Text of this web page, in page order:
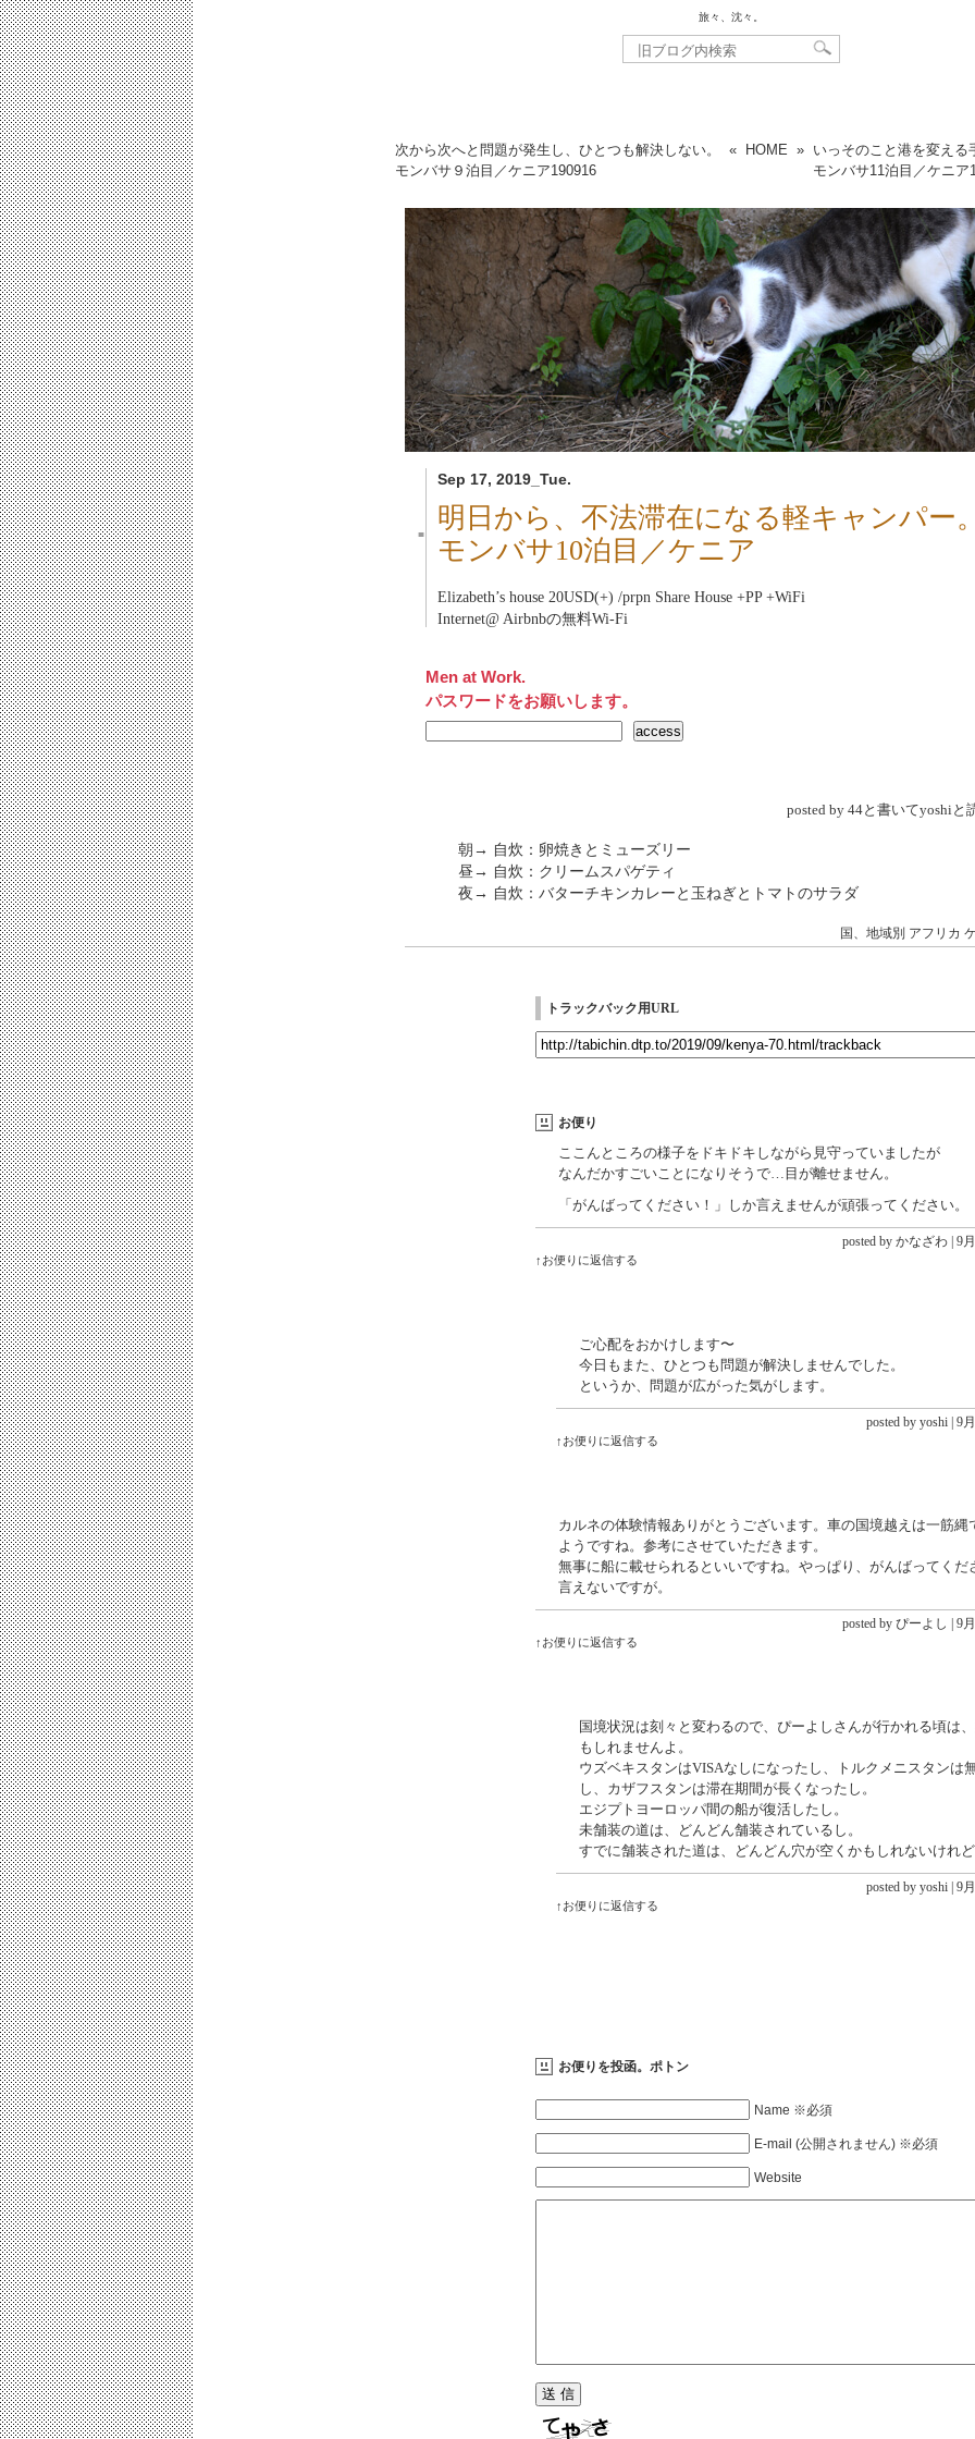
旅々、沈々。
次から次へと問題が発生し、ひとつも解決しない。
モンバサ９泊目／ケニア190916
« HOME » いっそのこと港を変える
モンバサ11泊目／ケニア
Sep 17, 2019_Tue.
■
明日から、不法滞在になる軽キャンパー。
モンバサ10泊目／ケニア
Elizabeth’s house 20USD(+) /prpn Share House +PP +WiFi
Internet@ Airbnbの無料Wi-Fi
Men at Work.
パスワードをお願いします。
posted by 44と書いてyoshiと
朝→ 自炊：卵焼きとミューズリー
昼→ 自炊：クリームスパゲティ
夜→ 自炊：バターチキンカレーと玉ねぎとトマトのサラダ
国、地域別 アフリカ
トラックバック用URL
お便り
ここんところの様子をドキドキしながら見守っていましたが
なんだかすごいことになりそうで…目が離せません。
「がんばってください！」しか言えませんが頑張ってください。
posted by かなざわ | 9
↑お便りに返信する
ご心配をおかけします〜
今日もまた、ひとつも問題が解決しませんでした。
というか、問題が広がった気がします。
posted by yoshi | 9
↑お便りに返信する
カルネの体験情報ありがとうございます。車の国境越えは一筋縄
ようですね。参考にさせていただきます。
無事に船に載せられるといいですね。やっぱり、がんばってくだ
言えないですが。
posted by ぴーよし 9
↑お便りに返信する
国境状況は刻々と変わるので、ぴーよしさんが行かれる頃は
もしれませんよ。
ウズベキスタンはVISAなしになったし、トルクメニスタンは
し、カザフスタンは滞在期間が長くなったし。
エジプトヨーロッパ間の船が復活したし。
未舗装の道は、どんどん舗装されているし。
すでに舗装された道は、どんどん穴が空くかもしれないけれ
posted by yoshi | 9
↑お便りに返信する
お便りを投函。ポトン
Name ※必須
E-mail (公開されません) ※必須
Website